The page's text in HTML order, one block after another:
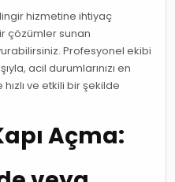
hizmetine ihtiyaç
çözümler sunan
Profesyonel ekibi
acil durumlarınızı en
ve etkili bir şekilde
Açma: